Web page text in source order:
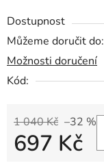
Dostupnost
Můžeme doručit do:
Možnosti doručení
Kód:
1 040 Kč –32 %
697 Kč